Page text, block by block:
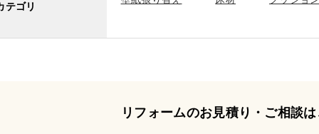
テゴリ
リフォームのお見積り・ご相談